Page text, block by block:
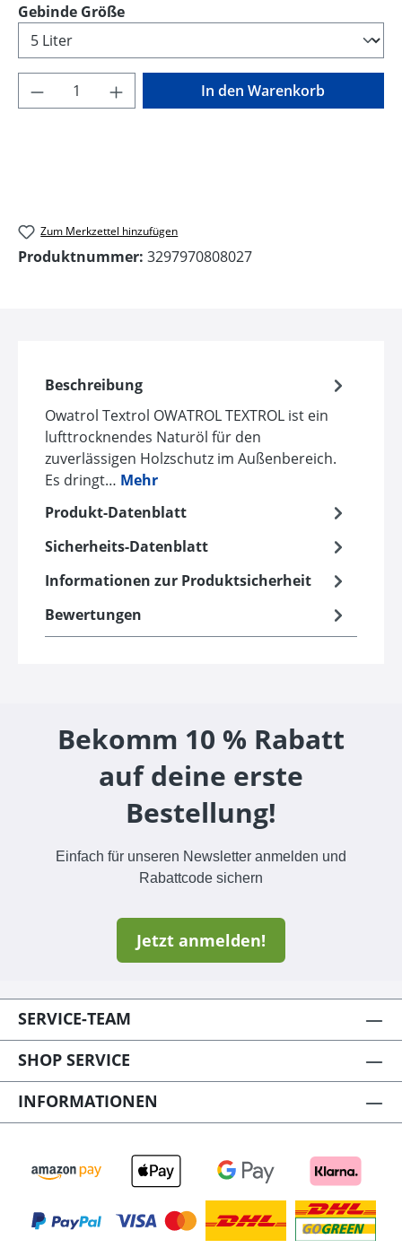
Gebinde Größeauswählen
Produkt Anzahl: Gib den gewünschten
In den Warenkorb
Zum Merkzettel hinzufügen
Produktnummer: 3297970808027
Beschreibung
Owatrol Textrol OWATROL TEXTROL ist ein
lufttrocknendes Naturöl für den
zuverlässigen Holzschutz im Außenbereich.
Es dringt… Mehr
Produkt-Datenblatt
Sicherheits-Datenblatt
Informationen zur Produktsicherheit
Bewertungen
Bekomm 10 % Rabatt
auf deine erste
Bestellung!
Einfach für unseren Newsletter anmelden und
Rabattcode sichern
Jetzt anmelden!
SERVICE-TEAM
SHOP SERVICE
INFORMATIONEN